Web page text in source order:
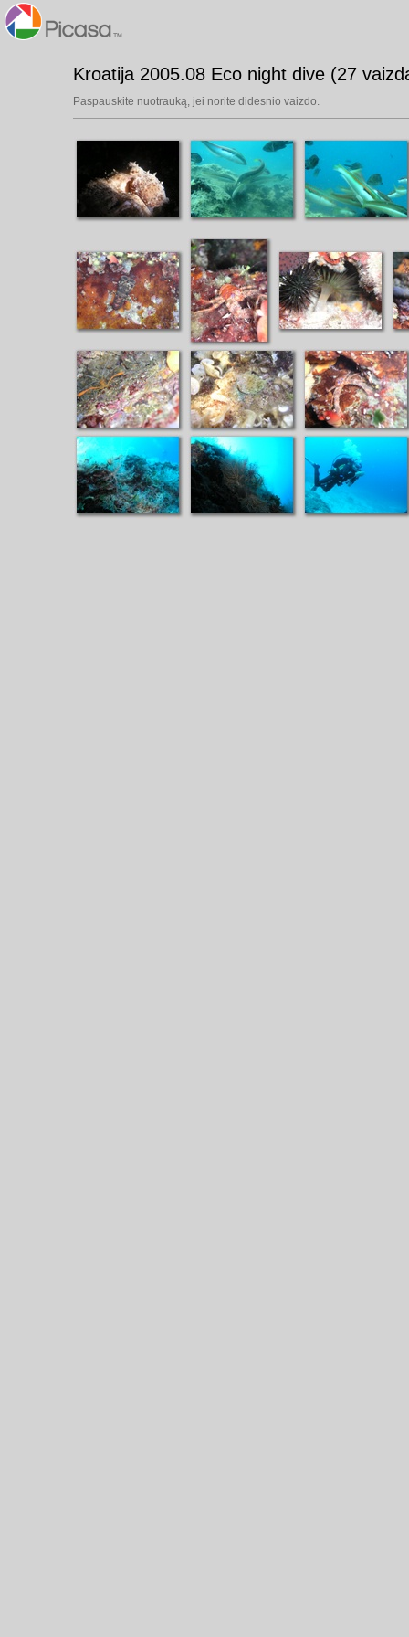
Kroatija 2005.08 Eco night dive (27
Paspauskite nuotrauką, jei norite didesnio vaizdo.